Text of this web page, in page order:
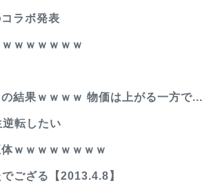
ラボ発表
ｗｗｗｗｗｗ
結果ｗｗｗｗ 物価は上がる一方で...
転したい
ｗｗｗｗｗｗｗｗ
ござる【2013.4.8】